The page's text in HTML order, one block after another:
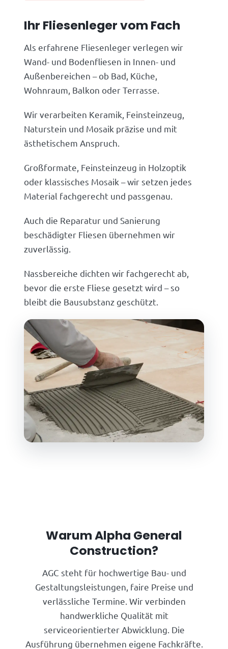
Ihr Fliesenleger vom Fach
Als erfahrene Fliesenleger verlegen wir
Wand- und Bodenfliesen in Innen- und
Außenbereichen – ob Bad, Küche,
Wohnraum, Balkon oder Terrasse.
Wir verarbeiten Keramik, Feinsteinzeug,
Naturstein und Mosaik präzise und mit
ästhetischem Anspruch.
Großformate, Feinsteinzeug in Holzoptik
oder klassisches Mosaik – wir setzen jedes
Material fachgerecht und passgenau.
Auch die Reparatur und Sanierung
beschädigter Fliesen übernehmen wir
zuverlässig.
Nassbereiche dichten wir fachgerecht ab,
bevor die erste Fliese gesetzt wird – so
bleibt die Bausubstanz geschützt.
Warum Alpha General
Construction?
AGC steht für hochwertige Bau- und
Gestaltungsleistungen, faire Preise und
verlässliche Termine. Wir verbinden
handwerkliche Qualität mit
serviceorientierter Abwicklung. Die
Ausführung übernehmen eigene Fachkräfte.